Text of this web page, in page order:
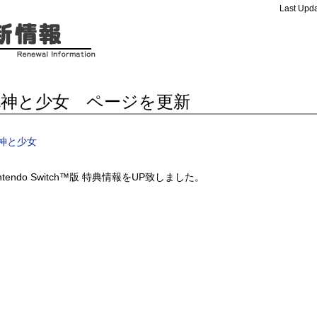
Last
と少女 ページを更新
と少女
Switch™版 特典情報をUP致しました。